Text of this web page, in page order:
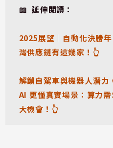
📖  延伸閱讀：
2025展望｜自動化決勝
灣供應鏈有這幾家！👆
解鎖自駕車與機器人潛力
AI 更懂真實場景：算力
大機會！👆